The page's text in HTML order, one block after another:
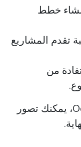
خطط
تقدم المشاريع
من
مع أدوات إدارة المشاريع من Odoo، يمكنك تصور